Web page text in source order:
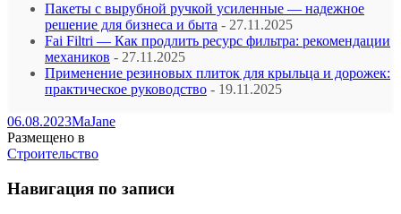
Пакеты с вырубной ручкой усиленные — надежное
решение для бизнеса и быта - 27.11.2025
Fai Filtri — Как продлить ресурс фильтра: рекомендации
механиков - 27.11.2025
Применение резиновых плиток для крыльца и дорожек:
практическое руководство - 19.11.2025
06.08.2023MaJane
Размещено в
Строительство
Навигация по записи